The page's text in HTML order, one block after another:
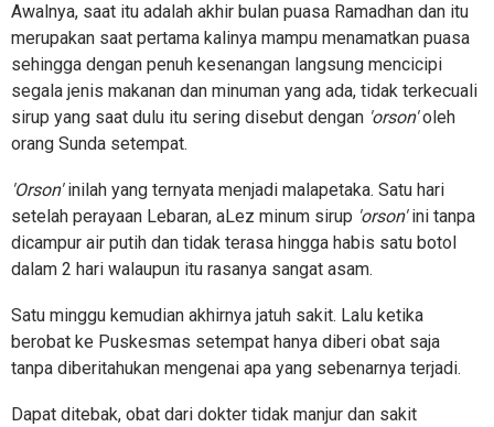
Awalnya, saat itu adalah akhir bulan puasa Ramadhan dan itu
merupakan saat pertama kalinya mampu menamatkan puasa
sehingga dengan penuh kesenangan langsung mencicipi
segala jenis makanan dan minuman yang ada, tidak terkecuali
sirup yang saat dulu itu sering disebut dengan 'orson'oleh
orang Sunda setempat.
'Orson'inilah yang ternyata menjadi malapetaka. Satu hari
setelah perayaan Lebaran, aLez minum sirup 'orson'ini tanpa
dicampur air putih dan tidak terasa hingga habis satu botol
dalam 2 hari walaupun itu rasanya sangat asam.
Satu minggu kemudian akhirnya jatuh sakit. Lalu ketika
berobat ke Puskesmas setempat hanya diberi obat saja
tanpa diberitahukan mengenai apa yang sebenarnya terjadi.
Dapat ditebak, obat dari dokter tidak manjur dan sakit